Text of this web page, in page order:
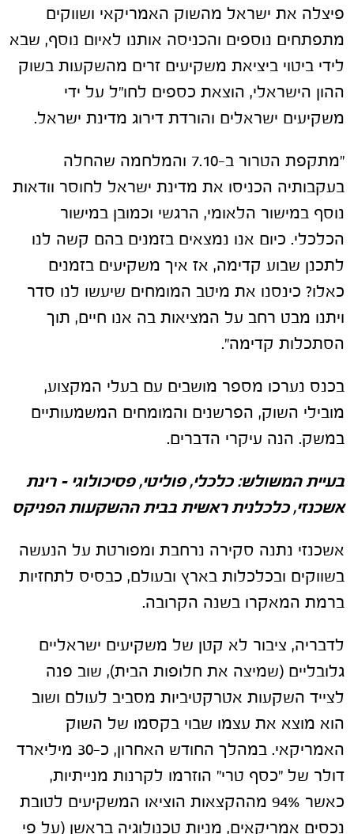
פיצלה את ישראל מהשוק האמריקאי ושווקים
מתפתחים נוספים והכניסה אותנו לאיום נוסף, שבא
לידי ביטוי ביציאת משקיעים זרים מהשקעות בשוק
ההון הישראלי, הוצאת כספים לחו"ל על ידי
משקיעים ישראלים והורדת דירוג מדינת ישראל.
"מתקפת הטרור ב-7.10 והמלחמה שהחלה
בעקבותיה הכניסו את מדינת ישראל לחוסר וודאות
נוסף במישור הלאומי, הרגשי וכמובן במישור
הכלכלי. כיום אנו נמצאים בזמנים בהם קשה לנו
לתכנן שבוע קדימה, אז איך משקיעים בזמנים
כאלו? כינסנו את מיטב המומחים שיעשו לנו סדר
ויתנו מבט רחב על המציאות בה אנו חיים, תוך
הסתכלות קדימה".
בכנס נערכו מספר מושבים עם בעלי המקצוע,
מובילי השוק, הפרשנים והמומחים המשמעותיים
במשק. הנה עיקרי הדברים.
בעיית המשולש: כלכלי, פוליטי, פסיכולוגי – רינת
אשכנזי, כלכלנית ראשית בבית ההשקעות הפניקס
אשכנזי נתנה סקירה נרחבת ומפורטת על הנעשה
בשווקים ובכלכלות בארץ ובעולם, כבסיס לתחזיות
ברמת המאקרו בשנה הקרובה.
לדבריה, ציבור לא קטן של משקיעים ישראליים
גלובליים (שמיצה את חלופות הבית), שוב פנה
לצייד השקעות אטרקטיביות מסביב לעולם ושוב
הוא מוצא את עצמו שבוי בקסמו של השוק
האמריקאי. במהלך החודש האחרון, כ-30 מיליארד
דולר של "כסף טרי" הוזרמו לקרנות מנייתיות,
כאשר 94% מההקצאות הוציאו המשקיעים לטובת
נכסים אמריקאים, מניות טכנולוגיה בראשן (על פי